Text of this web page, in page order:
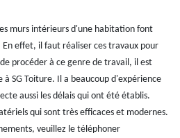
murs intérieurs d'une habitation font
effet, il faut réaliser ces travaux pour
procéder à ce genre de travail, il est
à SG Toiture. Il a beaucoup d'expérience
aussi les délais qui ont été établis.
qui sont très efficaces et modernes.
veuillez le téléphoner